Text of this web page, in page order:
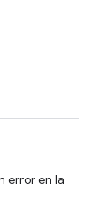
error en la